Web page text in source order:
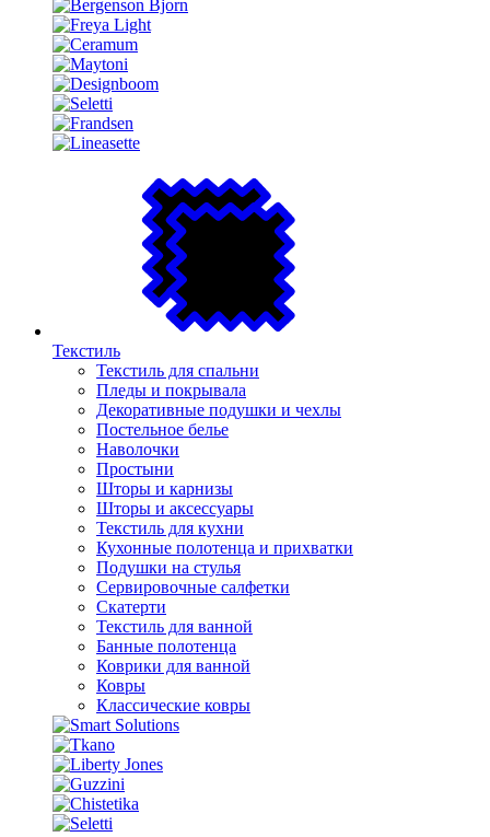
Текстиль
Текстиль для спальни
Пледы и покрывала
Декоративные подушки и чехлы
Постельное белье
Наволочки
Простыни
Шторы и карнизы
Шторы и аксессуары
Текстиль для кухни
Кухонные полотенца и прихватки
Подушки на стулья
Сервировочные салфетки
Скатерти
Текстиль для ванной
Банные полотенца
Коврики для ванной
Ковры
Классические ковры